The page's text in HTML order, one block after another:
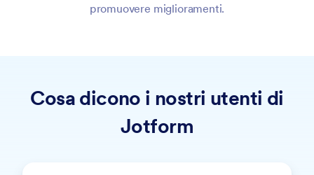
promuovere miglioramenti.
Cosa dicono i nostri utenti di
Jotform